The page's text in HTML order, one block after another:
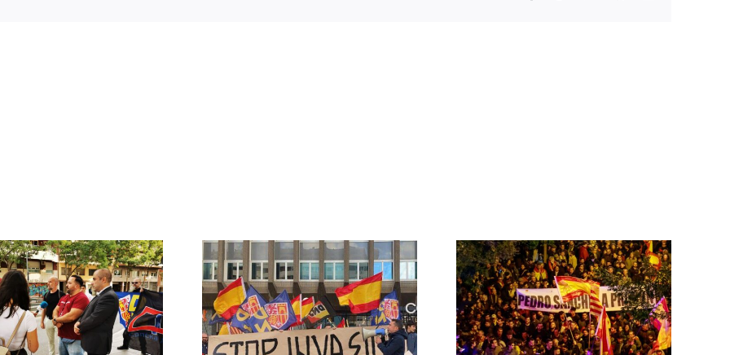
Crónica acto DN
contra la invasión
migratoria y el
DN ante las
protestas contra el